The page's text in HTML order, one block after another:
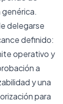
delegarse
definido:
operativo y
a
y una
para